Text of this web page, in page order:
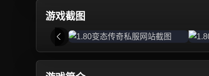
游戏截图